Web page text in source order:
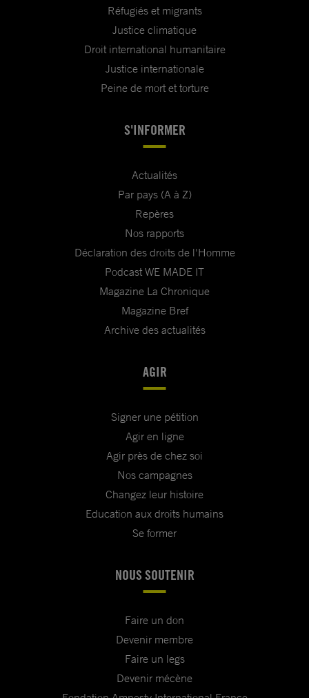
Réfugiés et migrants
Justice climatique
Droit international humanitaire
Justice internationale
Peine de mort et torture
S'INFORMER
Actualités
Par pays (A à Z)
Repères
Nos rapports
Déclaration des droits de l'Homme
Podcast WE MADE IT
Magazine La Chronique
Magazine Bref
Archive des actualités
AGIR
Signer une pétition
Agir en ligne
Agir près de chez soi
Nos campagnes
Changez leur histoire
Education aux droits humains
Se former
NOUS SOUTENIR
Faire un don
Devenir membre
Faire un legs
Devenir mécène